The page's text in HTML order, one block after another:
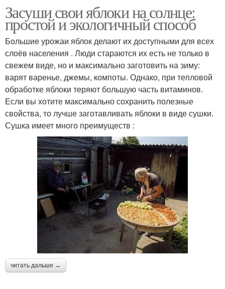
Засуши свои яблоки на солнце:
простой и экологичный способ
Большие урожаи яблок делают их доступными для всех
слоёв населения . Люди стараются их есть не только в
свежем виде, но и максимально заготовить на зиму:
варят варенье, джемы, компоты. Однако, при тепловой
обработке яблоки теряют большую часть витаминов.
Если вы хотите максимально сохранить полезные
свойства, то лучше заготавливать яблоки в виде сушки.
Сушка имеет много преимуществ :
читать дальше →